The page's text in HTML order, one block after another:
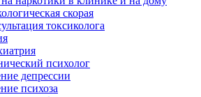
скорая
токсиколога
психолог
депрессии
психоза